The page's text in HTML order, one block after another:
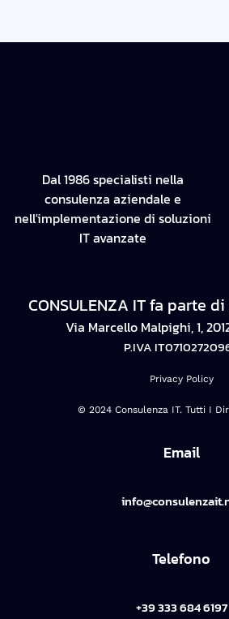
Dal 1986 specialisti nella
consulenza aziendale e
nell'implementazione di soluzioni
IT avanzate
CONSULENZA IT fa parte
Via Marcello Malpighi, 1,
P.IVA
Privacy Policy
© 2024 Consulenza IT. Tutti I
Email
Telefono
+39 333 684 6197